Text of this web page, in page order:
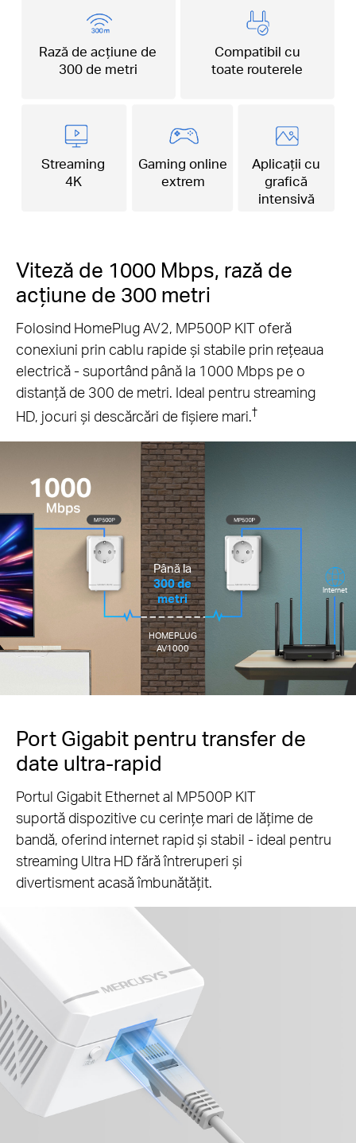
Rază de acțiune de
300 de metri
Compatibil cu
toate routerele
Streaming
4K
Gaming online
extrem
Aplicații cu
grafică
intensivă
Viteză de 1000 Mbps, rază de
acțiune de 300 metri
Folosind HomePlug AV2, MP500P KIT oferă
conexiuni prin cablu rapide și stabile prin rețeaua
electrică - suportând până la 1000 Mbps pe o
distanță de 300 de metri. Ideal pentru streaming
HD, jocuri și descărcări de fișiere mari. †
Până la
300 de
metri
HOMEPLUG
AV1000
Internet
Port Gigabit pentru transfer de
date ultra-rapid
Portul Gigabit Ethernet al MP500P KIT
suportă dispozitive cu cerințe mari de lățime de
bandă, oferind internet rapid și stabil - ideal pentru
streaming Ultra HD fără întreruperi și
divertisment acasă îmbunătățit.